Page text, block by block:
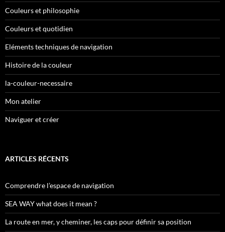
Couleurs et philosophie
Couleurs et quotidien
Eléments techniques de navigation
Histoire de la couleur
la-couleur-necessaire
Mon atelier
Naviguer et créer
ARTICLES RÉCENTS
Comprendre l’espace de navigation
SEA WAY what does it mean ?
La route en mer, y cheminer, les caps pour définir sa position